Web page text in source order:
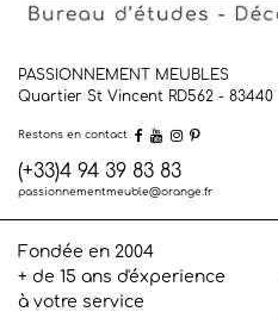
PASSIONNEMENT MEUBLES
Quartier St Vincent RD562 - 83440
Restons en contact
(+33)4 94 39 83 83
passionnementmeuble@orange.fr
Fondée en 2004
+ de 15 ans d'éxperience
à votre service